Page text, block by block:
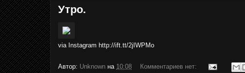
Утро.
via Instagram http://ift.tt/2jIWPMo
Автор: Unknown на 10:08
Комментариев нет: